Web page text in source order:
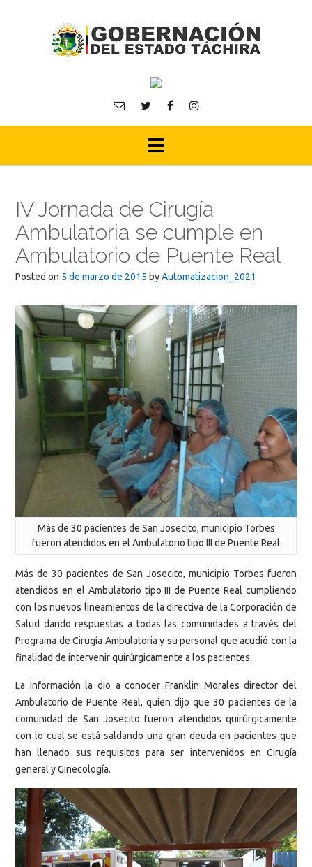
IV Jornada de Cirugía
Ambulatoria se cumple en
Ambulatorio de Puente Real
Posted on 5 de marzo de 2015 byAutomatizacion_2021
Más de 30 pacientes de San Josecito, municipio Torbes
fueron atendidos en el Ambulatorio tipo III de Puente Real
Más de 30 pacientes de San Josecito, municipio Torbes fueron
atendidos en el Ambulatorio tipo III de Puente Real cumpliendo
con los nuevos lineamientos de la directiva de la Corporación de
Salud dando respuestas a todas las comunidades a través del
Programa de Cirugía Ambulatoria y su personal que acudió con la
finalidad de intervenir quirúrgicamente a los pacientes.
La información la dio a conocer Franklin Morales director del
Ambulatorio de Puente Real, quien dijo que 30 pacientes de la
comunidad de San Josecito fueron atendidos quirúrgicamente
con lo cual se está saldando una gran deuda en pacientes que
han llenado sus requisitos para ser intervenidos en Cirugía
general y Ginecología.